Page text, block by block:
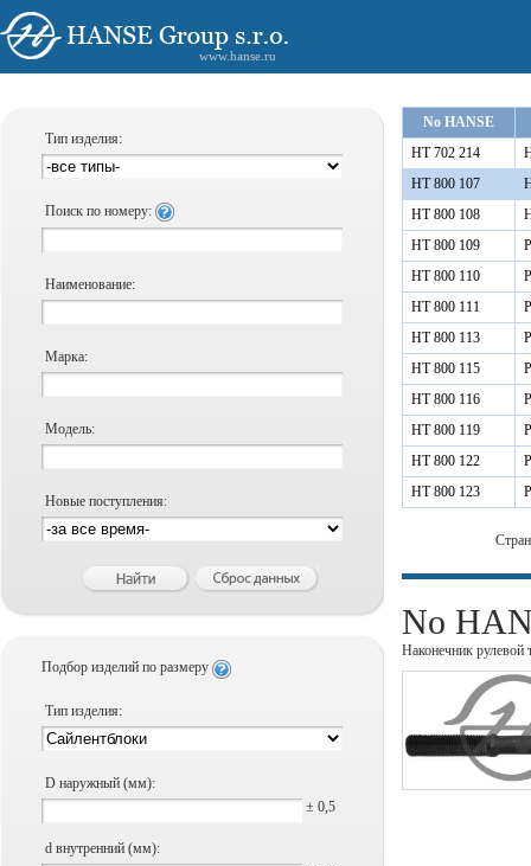
www.hanse.ru
Тип изделия:
Поиск по номеру:
Наименование:
Марка:
Модель:
Новые поступления:
Подбор изделий по размеру
Тип изделия:
D наружный (мм):
± 0,5
d внутренний (мм):
No HANSE
HT 702 214
HT 800 107
HT 800 108
HT 800 109
HT 800 110
HT 800 111
HT 800 113
HT 800 115
HT 800 116
HT 800 119
HT 800 122
HT 800 123
No
Наконечник рулевой